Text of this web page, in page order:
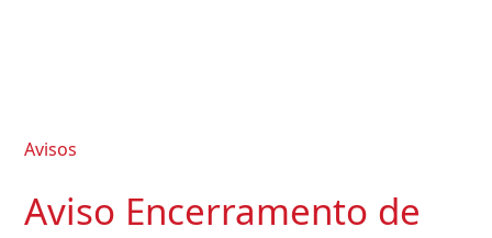
Avisos
Aviso Encerramento de